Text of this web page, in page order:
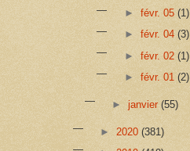
► févr. 05 (1)
► févr. 04 (3)
► févr. 02 (1)
► févr. 01 (2)
►janvier(55)
► 2020 (381)